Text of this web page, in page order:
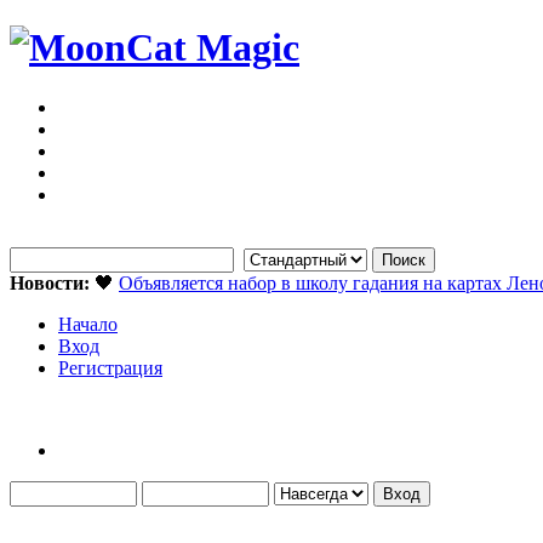
Новости: 🖤 Объявляется набор в школу гадания на картах
Начало
Вход
Регистрация